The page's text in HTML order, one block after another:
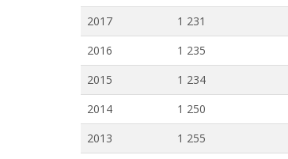
2017
1 231
2016
1 235
2015
1 234
2014
1 250
2013
1 255